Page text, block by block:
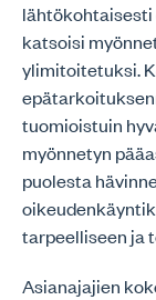
lähtökohtaisesti
katsoisi
ylimitoitetuksi.
tuomioistuin
myönnetyn
puolesta
tarpeelliseen ja
Asianajajien